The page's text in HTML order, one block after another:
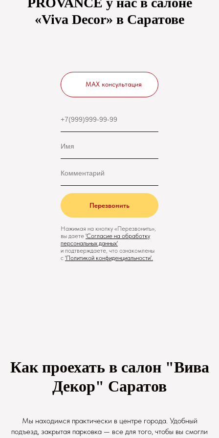
«Viva Decor» в Саратове
Перезвонить
Нажимая на кнопку «Перезвонить»,
вы даете 'Cогласие на обработку
персональных данных'
и подтверждаете, что ознакомлены
с 'Политикой конфиденциальности'.
MAX консультация
Как проехать в салон "Вива
Декор" Саратов
Мы находимся практически в центре города. Удобный
подъезд, закрытая парковка — все для того, чтобы вы смогли